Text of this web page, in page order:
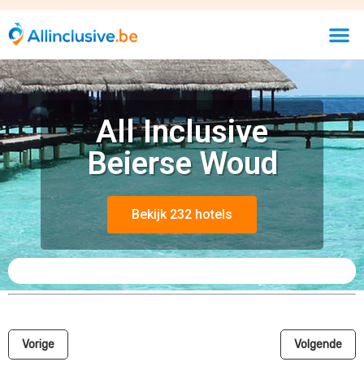
All Inclusive
Beierse Woud
Bekijk 232 hotels
Vorige Volgende